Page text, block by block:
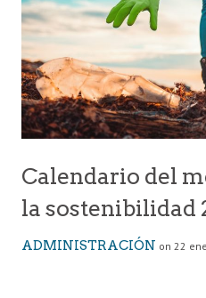
Calendario del
la sostenibilidad
ADMINISTRACIÓN on 22